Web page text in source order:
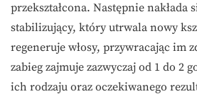
przekształcona. Następnie nakłada
stabilizujący, który utrwala nowy
regeneruje włosy, przywracając im
zabieg zajmuje zazwyczaj od 1 do 2
ich rodzaju oraz oczekiwanego